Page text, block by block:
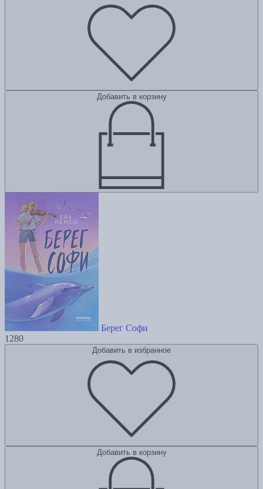
Добавить в корзину
Берег Софи
1280
Добавить в избранное
Добавить в корзину